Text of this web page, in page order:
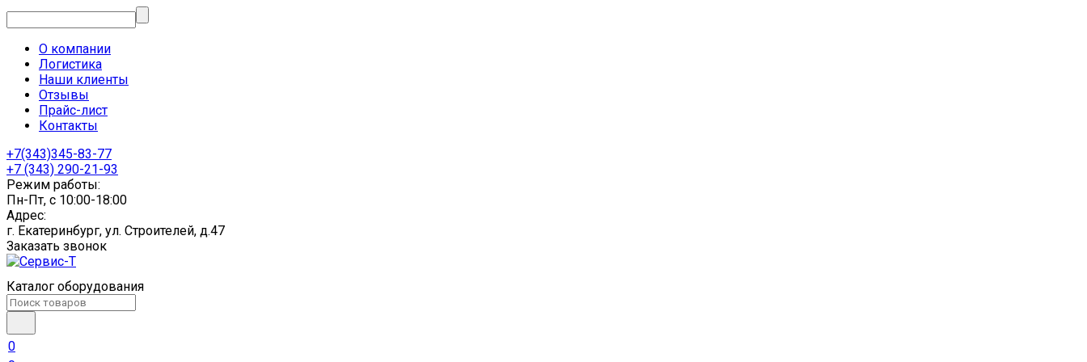
О компании
Логистика
Наши клиенты
Отзывы
Прайс-лист
Контакты
+7(343)345-83-77
+7 (343) 290-21-93
Режим работы:
Пн-Пт, с 10:00-18:00
Адрес:
г. Екатеринбург, ул. Строителей, д.47
Заказать звонок
Каталог оборудования
0